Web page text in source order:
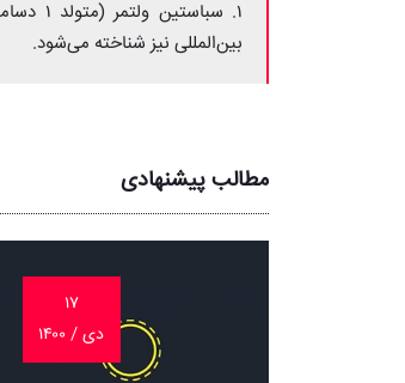
بین‌المللی نیز شناخته می‌شود.
مطالب پیشنهادی
۱۷
دی / ۱۴۰۰